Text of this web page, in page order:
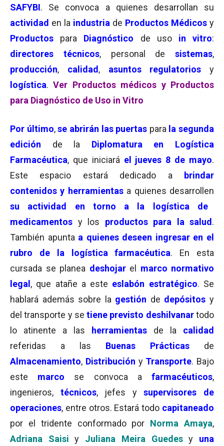
SAFYBI. Se convoca a quienes desarrollan su
actividad en la industria de Productos Médicos y
Productos
para Diagnóstico de uso in vitro:
directores técnicos, personal de sistemas,
producción, calidad , asuntos regulatorios y
logística.Ver Productos médicos y Productos
para Diagnóstico de Uso in Vitro
Por último,se abrirán las puertas para la segunda
edición de la Diplomatura en Logística
Farmacéutica, que iniciará el jueves 8 de mayo.
Este espacio estará dedicado a
brindar
contenidos y herramientas a quienes desarrollen
su actividad en torno a la logística de
medicamentos y los productos para la salud .
También apunta a quienes deseen ingresar en el
rubro de la logística farmacéutica. En esta
cursada se planea deshojar el marco normativo
legal , que atañe a este eslabón estratégico. Se
hablará además sobre la gestión de depósitos y
del transporte y setiene previsto deshilvanartodo
lo atinente a las
herramientas de la calidad
referidas a las Buenas Prácticas de
Almacenamiento, Distribución y Transporte. Bajo
este marco se convoca afarmacéuticos,
ingenieros, técnicos, jefes ysupervisores de
operaciones, entre otros. Estará todo capitaneado
por el tridente conformado por Norma Amaya,
Adriana Saisi y Juliana Meira Guedesy una